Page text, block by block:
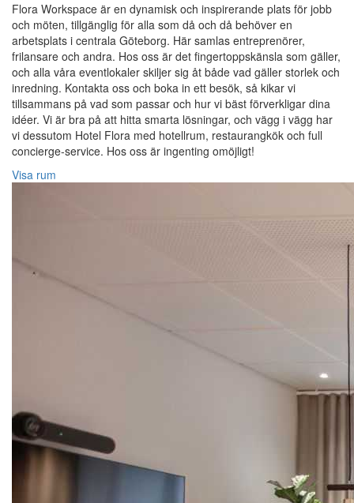
Flora Workspace är en dynamisk och inspirerande plats för jobb
och möten, tillgänglig för alla som då och då behöver en
arbetsplats i centrala Göteborg. Här samlas entreprenörer,
frilansare och andra. Hos oss är det fingertoppskänsla som gäller,
och alla våra eventlokaler skiljer sig åt både vad gäller storlek och
inredning. Kontakta oss och boka in ett besök, så kikar vi
tillsammans på vad som passar och hur vi bäst förverkligar dina
idéer. Vi är bra på att hitta smarta lösningar, och vägg i vägg har
vi dessutom Hotel Flora med hotellrum, restaurangkök och full
concierge-service. Hos oss är ingenting omöjligt!
Visa rum